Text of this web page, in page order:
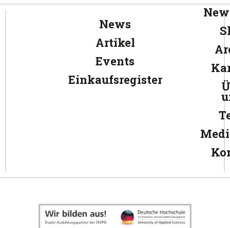
News
Artikel
Events
Einkaufsregister